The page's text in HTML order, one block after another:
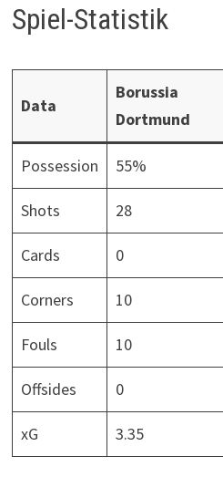
Spiel-Statistik
Data
Borussia
Dortmund
Possession 55%
Shots 28
Cards 0
Corners 10
Fouls 10
Offsides 0
xG 3.35